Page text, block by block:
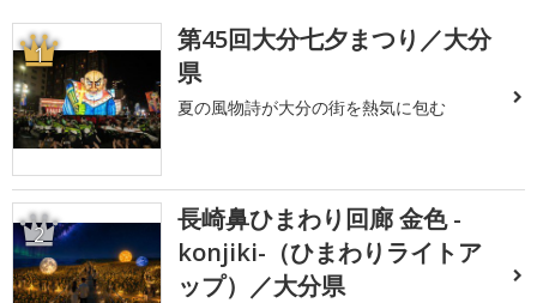
1
第45回大分七夕まつり／大分
県
夏の風物詩が大分の街を熱気に包む
2
長崎鼻ひまわり回廊 金色 -
konjiki-（ひまわりライトア
ップ）／大分県